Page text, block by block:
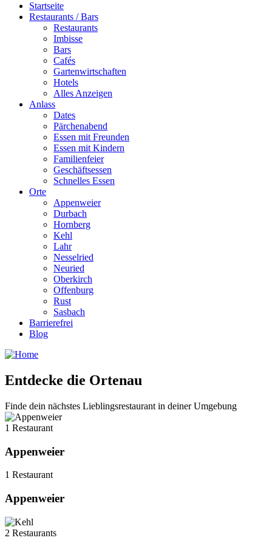
Startseite
Restaurants / Bars
Restaurants
Imbisse
Bars
Cafés
Gartenwirtschaften
Hotels
Alles Anzeigen
Anlass
Dates
Pärchenabend
Essen mit Freunden
Essen mit Kindern
Familienfeier
Geschäftsessen
Schnelles Essen
Orte
Appenweier
Durbach
Hornberg
Kehl
Lahr
Nesselried
Neuried
Oberkirch
Offenburg
Rust
Sasbach
Barrierefrei
Blog
Entdecke die Ortenau
Finde dein nächstes Lieblingsrestaurant in deiner Umgebung
1 Restaurant
Appenweier
1 Restaurant
Appenweier
2 Restaurants